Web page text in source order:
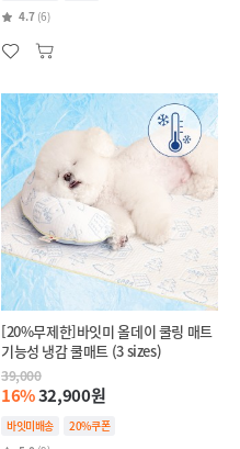
4.7 (6)
[20%무제한]바잇미 올데이 쿨링 매트
기능성 냉감 쿨매트 (3 sizes)
39,000
16%32,900원
바잇미배송
20%쿠폰